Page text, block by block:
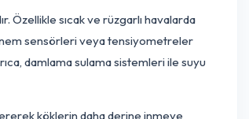
Özellikle sıcak ve